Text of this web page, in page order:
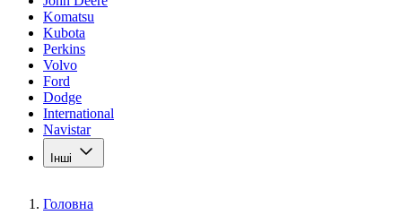
Komatsu
Kubota
Perkins
Volvo
Ford
Dodge
International
Navistar
Інші
Головна